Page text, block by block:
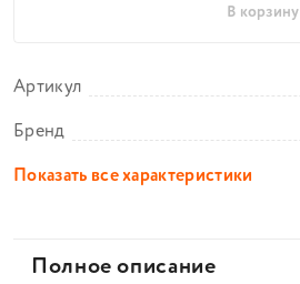
В корзину
Артикул
Бренд
Показать все характеристики
Полное описание